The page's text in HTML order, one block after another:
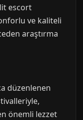
escort
ve kaliteli
araştırma
düzenlenen
önemli lezzet